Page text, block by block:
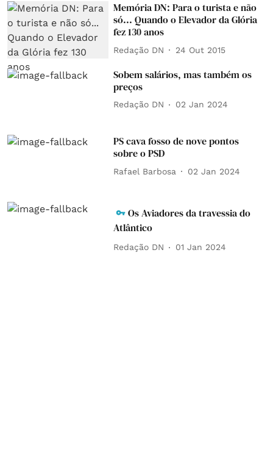
Memória DN: Para o turista e não
só... Quando o Elevador da Glória
fez 130 anos
Redação DN 24 Out 2015
Sobem salários, mas também os
preços
Redação DN 02 Jan 2024
PS cava fosso de nove pontos
sobre o PSD
Rafael Barbosa 02 Jan 2024
Os Aviadores da travessia do
Atlântico
Redação DN 01 Jan 2024